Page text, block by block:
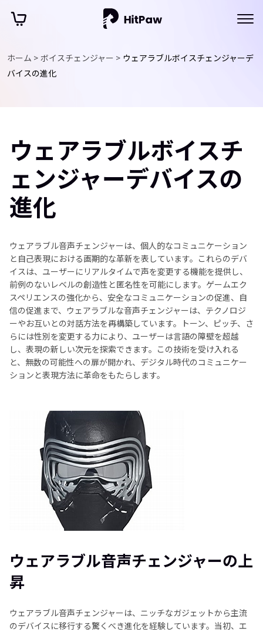
ホーム > ボイスチェンジャー > ウェアラブルボイスチェンジャーデ
バイスの進化
ウェアラブルボイスチ
ェンジャーデバイスの
進化
ウェアラブル音声チェンジャーは、個人的なコミュニケーション
と自己表現における画期的な革新を表しています。これらのデバ
イスは、ユーザーにリアルタイムで声を変更する機能を提供し、
前例のないレベルの創造性と匿名性を可能にします。ゲームエク
スペリエンスの強化から、安全なコミュニケーションの促進、自
信の促進まで、ウェアラブルな音声チェンジャーは、テクノロジ
ーやお互いとの対話方法を再構築しています。トーン、ピッチ、さ
らには性別を変更する力により、ユーザーは言語の障壁を超越
し、表現の新しい次元を探索できます。この技術を受け入れる
と、無数の可能性への扉が開かれ、デジタル時代のコミュニケー
ションと表現方法に革命をもたらします。
ウェアラブル音声チェンジャーの上
昇
ウェアラブル音声チェンジャーは、ニッチなガジェットから主流
のデバイスに移行する驚くべき進化を経験しています。当初、エ